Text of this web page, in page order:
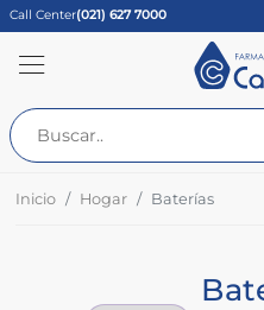
Call Center(021) 627 7000
Inicio Hogar Baterías